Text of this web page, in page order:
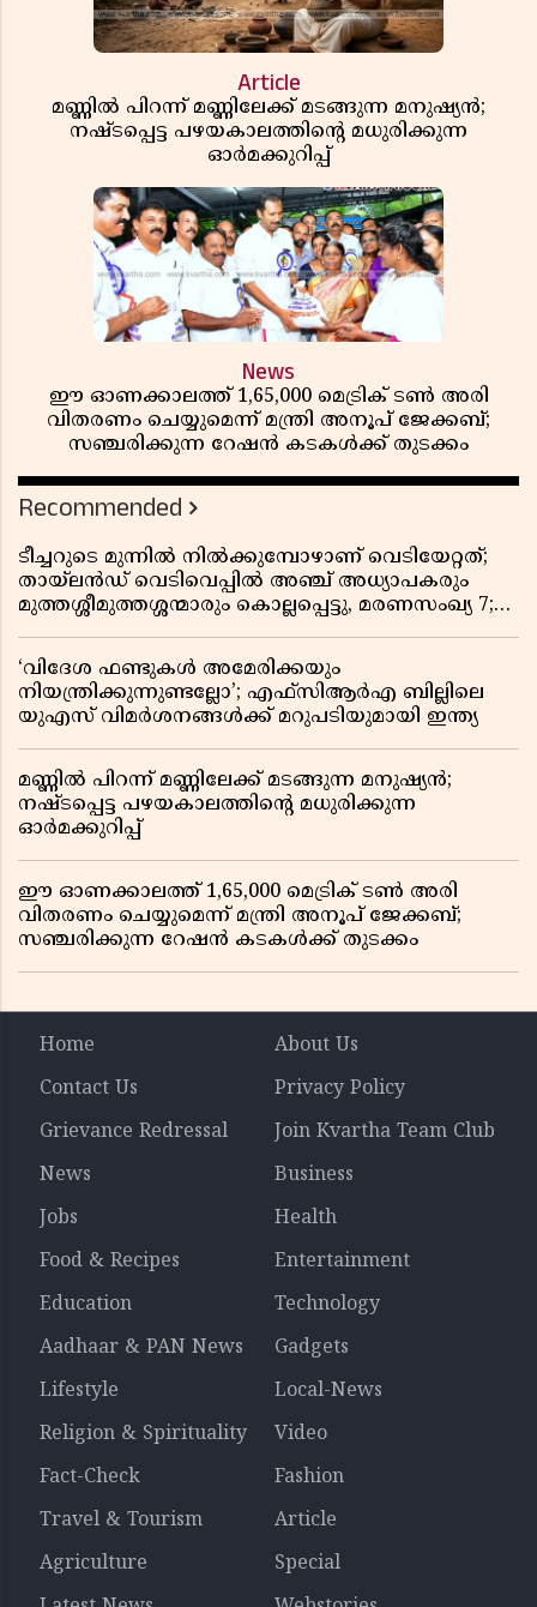
Article
മണ്ണിൽ പിറന്ന് മണ്ണിലേക്ക് മടങ്ങുന്ന മനുഷ്യൻ;
നഷ്ടപ്പെട്ട പഴയകാലത്തിൻ്റെ മധുരിക്കുന്ന
ഓർമക്കുറിപ്പ്
News
ഈ ഓണക്കാലത്ത് 1,65,000 മെട്രിക് ടൺ അരി
വിതരണം ചെയ്യുമെന്ന് മന്ത്രി അനൂപ് ജേക്കബ്;
സഞ്ചരിക്കുന്ന റേഷൻ കടകൾക്ക് തുടക്കം
Recommended
ടീച്ചറുടെ മുന്നിൽ നിൽക്കുമ്പോഴാണ് വെടിയേറ്റത്;
തായ്‌ലൻഡ് വെടിവെപ്പിൽ അഞ്ച് അധ്യാപകരും
മുത്തശ്ശീമുത്തശ്ശന്മാരും കൊല്ലപ്പെട്ടു, മരണസംഖ്യ 7;
‘വിദേശ ഫണ്ടുകൾ അമേരിക്കയും
നിയന്ത്രിക്കുന്നുണ്ടല്ലോ’; എഫ്സിആർഎ ബില്ലിലെ
യുഎസ് വിമർശനങ്ങൾക്ക് മറുപടിയുമായി ഇന്ത്യ
മണ്ണിൽ പിറന്ന് മണ്ണിലേക്ക് മടങ്ങുന്ന മനുഷ്യൻ;
നഷ്ടപ്പെട്ട പഴയകാലത്തിൻ്റെ മധുരിക്കുന്ന
ഓർമക്കുറിപ്പ്
ഈ ഓണക്കാലത്ത് 1,65,000 മെട്രിക് ടൺ അരി
വിതരണം ചെയ്യുമെന്ന് മന്ത്രി അനൂപ് ജേക്കബ്;
സഞ്ചരിക്കുന്ന റേഷൻ കടകൾക്ക് തുടക്കം
Home
About Us
Contact Us
Privacy Policy
Grievance Redressal
Join Kvartha Team Club
News
Business
Jobs
Health
Food & Recipes
Entertainment
Education
Technology
Aadhaar & PAN News
Gadgets
Lifestyle
Local-News
Religion & Spirituality
Video
Fact-Check
Fashion
Travel & Tourism
Article
Agriculture
Special